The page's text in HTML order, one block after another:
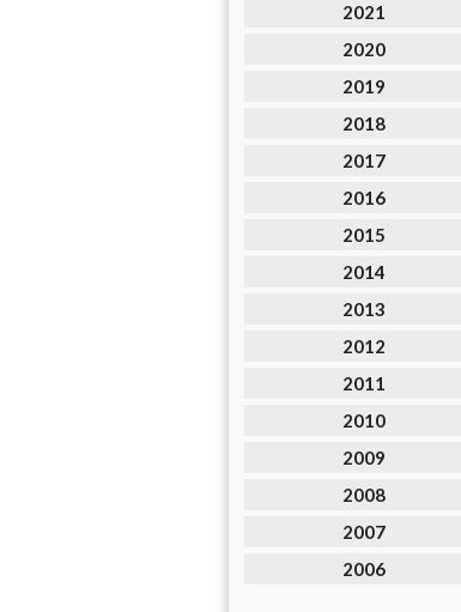
2021
2020
2019
2018
2017
2016
2015
2014
2013
2012
2011
2010
2009
2008
2007
2006